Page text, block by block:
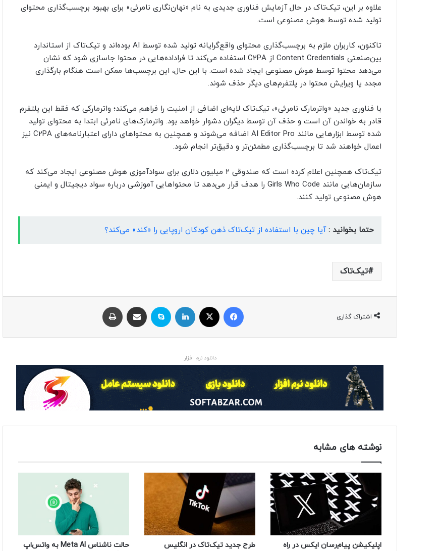
علاوه بر این، تیک‌تاک در حال آزمایش فناوری جدیدی به نام «نهان‌نگاری نامرئی» برای بهبود برچسب‌گذاری محتوای
تولید شده توسط هوش مصنوعی است.
تاکنون، کاربران ملزم به برچسب‌گذاری محتوای واقع‌گرایانه تولید شده توسط AI بوده‌اند و تیک‌تاک از استاندارد
بین‌صنعتی Content Credentials از C2PA استفاده می‌کند تا فراداده‌هایی در محتوا جاسازی شود که نشان
می‌دهد محتوا توسط هوش مصنوعی ایجاد شده است. با این حال، این برچسب‌ها ممکن است هنگام بارگذاری
مجدد یا ویرایش محتوا در پلتفرم‌های دیگر حذف شوند.
با فناوری جدید «واترمارک نامرئی»، تیک‌تاک لایه‌ای اضافی از امنیت را فراهم می‌کند؛ واترمارکی که فقط این پلتفرم
قادر به خواندن آن است و حذف آن توسط دیگران دشوار خواهد بود. واترمارک‌های نامرئی ابتدا به محتوای تولید
شده توسط ابزارهایی مانند AI Editor Pro اضافه می‌شوند و همچنین به محتواهای دارای اعتبارنامه‌های C2PA نیز
اعمال خواهند شد تا برچسب‌گذاری مطمئن‌تر و دقیق‌تر انجام شود.
تیک‌تاک همچنین اعلام کرده است که صندوقی ۲ میلیون دلاری برای سوادآموزی هوش مصنوعی ایجاد می‌کند که
سازمان‌هایی مانند Girls Who Code را هدف قرار می‌دهد تا محتواهایی آموزشی درباره سواد دیجیتال و ایمنی
هوش مصنوعی تولید کنند.
حتما بخوانید :آیا چین با استفاده از تیک‌تاک ذهن کودکان اروپایی را «کند» می‌کند؟
تیک‌تاک
اشتراک گذاری
ایکس
دانلود نرم افزار
نوشته های مشابه
اپلیکیشن پیام‌رسان ایکس در راه
طرح جدید تیک‌تاک در انگلیس
حالت ناشناس Meta AI به واتس‌اپ